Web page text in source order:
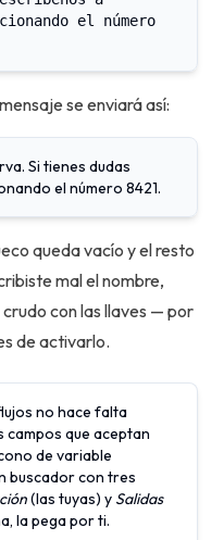
el número
se enviará así:
Si tienes dudas
el número 8421.
queda vacío y el resto
mal el nombre,
con las llaves — por
de activarlo.
no hace falta
campos que aceptan
de variable
buscador con tres
(las tuyas) y Salidas
la pega por ti.